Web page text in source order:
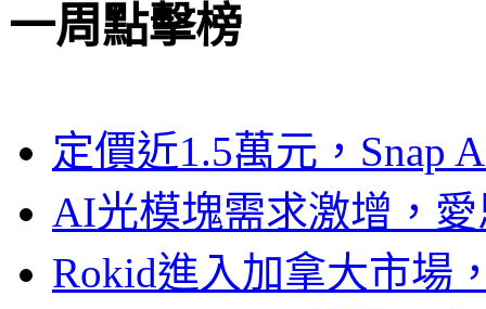
一周點擊榜
定價近1.5萬元，Snap
AI光模塊需求激增，
Rokid進入加拿大市場